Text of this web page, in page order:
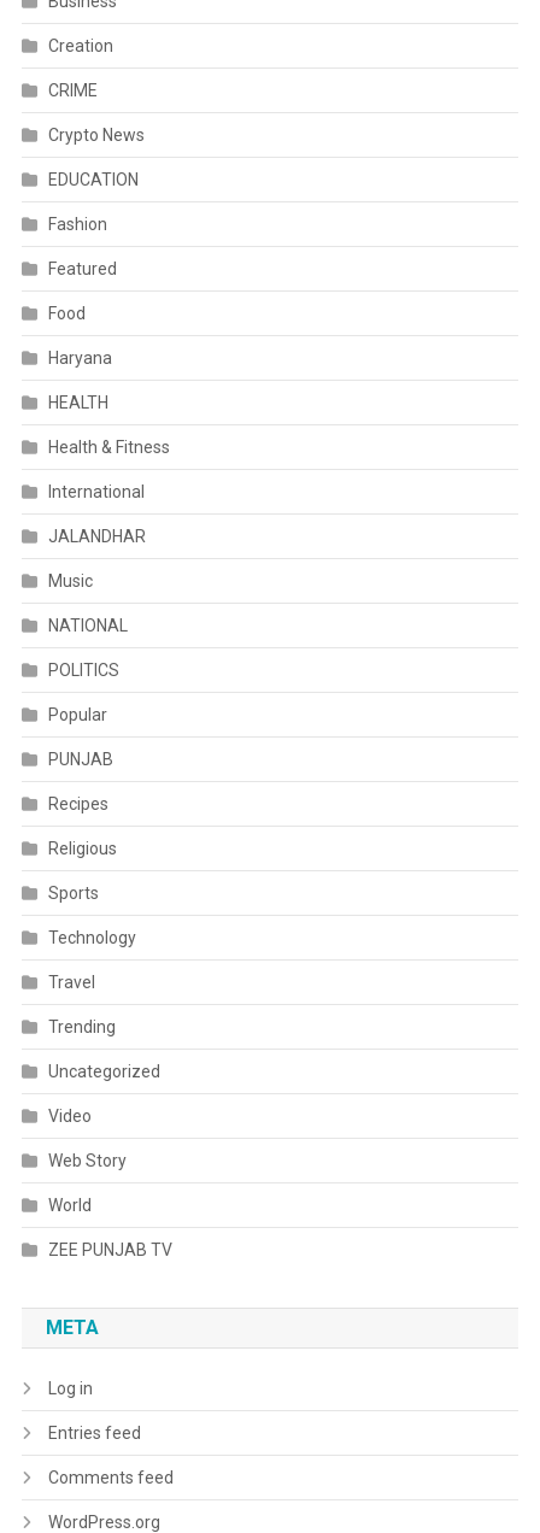
Creation
CRIME
Crypto News
EDUCATION
Fashion
Featured
Food
Haryana
HEALTH
Health & Fitness
International
JALANDHAR
Music
NATIONAL
POLITICS
Popular
PUNJAB
Recipes
Religious
Sports
Technology
Travel
Trending
Uncategorized
Video
Web Story
World
ZEE PUNJAB TV
META
Log in
Entries feed
Comments feed
WordPress.org